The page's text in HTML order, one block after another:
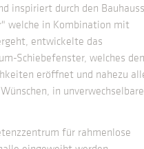
inspiriert durch den
welche in Kombination mit
entwickelte das
Schiebefenster, welches den
eröffnet und nahezu
in
für rahmenlose